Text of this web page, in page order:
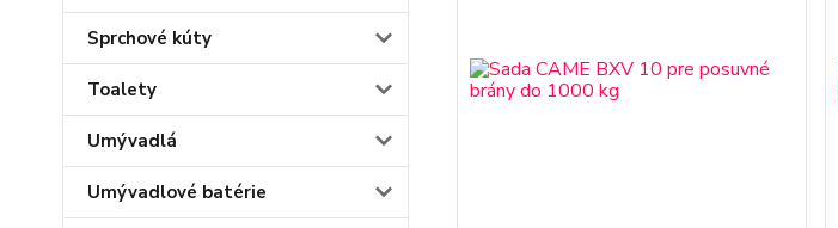
Sprchové kúty
Toalety
Umývadlá
Umývadlové batérie